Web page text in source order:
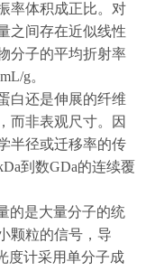
率体积成正比。对
之间存在近似线性
分子的平均折射率
g。
还是伸展的纤维
而非表观尺寸。因
半径或迁移率的传
到数GDa的连续覆
的是大量分子的统
颗粒的信号，导
度计采用单分子成